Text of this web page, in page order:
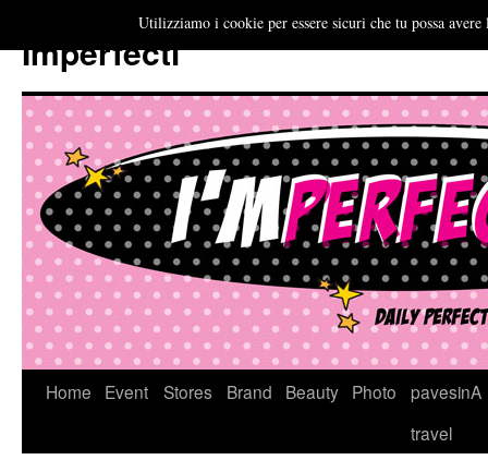
Imperfecti
VaiHome Event Stores Brand Beauty Photo
pavesinA
travel
Utilizziamo i cookie per essere sicuri che tu possa